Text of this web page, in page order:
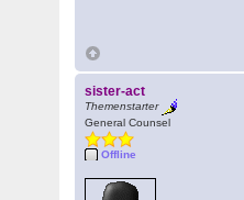
sister-act
Themenstarter
General Counsel
Offline